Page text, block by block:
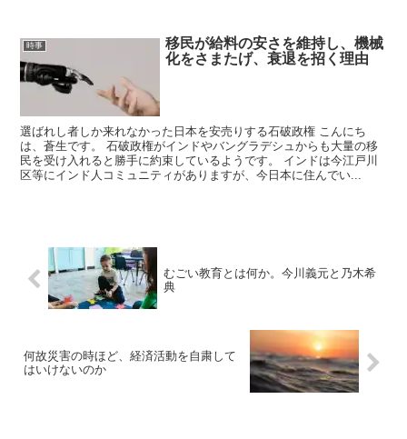
時事
移民が給料の安さを維持し、機械
化をさまたげ、衰退を招く理由
選ばれし者しか来れなかった日本を安売りする石破政権 こんにち
は、蒼生です。 石破政権がインドやバングラデシュからも大量の移
民を受け入れると勝手に約束しているようです。 インドは今江戸川
区等にインド人コミュニティがありますが、今日本に住んでい...
むごい教育とは何か。今川義元と乃木希
典
何故災害の時ほど、経済活動を自粛して
はいけないのか